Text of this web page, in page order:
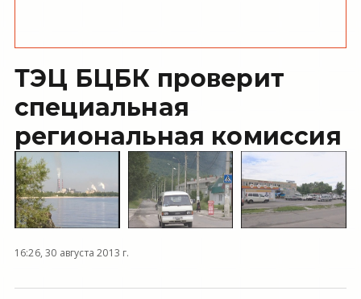
ТЭЦ БЦБК проверит
специальная
региональная комиссия
16:26, 30 августа 2013 г.